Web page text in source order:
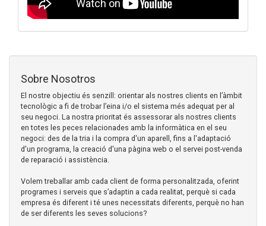
Sobre Nosotros
El nostre objectiu és senzill: orientar als nostres clients en l’àmbit
tecnològic a fi de trobar l’eina i/o el sistema més adequat per al
seu negoci. La nostra prioritat és assessorar als nostres clients
en totes les peces relacionades amb la informàtica en el seu
negoci: des de la tria i la compra d'un aparell, fins a l'adaptació
d'un programa, la creació d'una pàgina web o el servei post-venda
de reparació i assistència.
Volem treballar amb cada client de forma personalitzada, oferint
programes i serveis que s’adaptin a cada realitat, perquè si cada
empresa és diferent i té unes necessitats diferents, perquè no han
de ser diferents les seves solucions?